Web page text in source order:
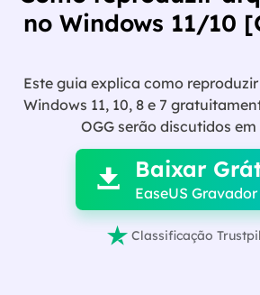
no Windows 11/10
Este guia explica como
Windows 11, 10, 8 e 7
OGG serão discutidos

 Baixar
EaseUS Gravador
 Classificação